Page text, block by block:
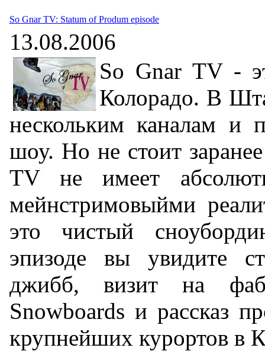
So Gnar TV: Statum of Produm episode
13.08.2006
So Gnar TV -
Колорадо. В
нескольким каналам и
шоу. Но не стоит
TV не имеет
мейнстримовыйми
это чистый
эпизоде вы увидите
джибб, визит на
Snowboards и рассказ
крупнейших курортов в